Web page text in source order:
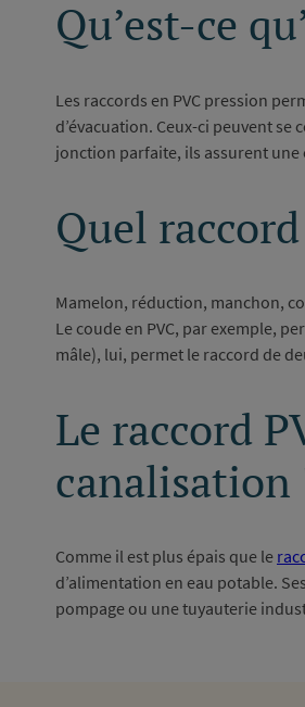
Qu’est-ce
Les raccords en PVC pression
d’évacuation. Ceux-ci peuvent
jonction parfaite, ils assurent
Quel
Mamelon, réduction, manchon,
Le coude en PVC, par exemple,
mâle), lui, permet le raccord de
Le raccord
canalisation
Comme il est plus épais que le
d’alimentation en eau potable.
pompage ou une tuyauterie